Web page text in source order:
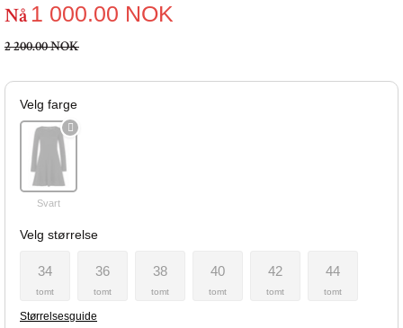
Nå 1 000.00 NOK
2 200.00 NOK
Velg farge
Svart
Velg størrelse
34
tomt
36
tomt
38
tomt
40
tomt
42
tomt
44
tomt
Størrelsesguide